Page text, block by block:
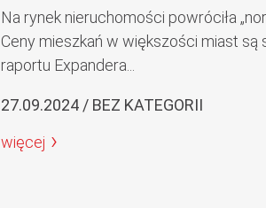
Na rynek nieruchomości powróciła
Ceny mieszkań w większości miast są
raportu Expandera...
27.09.2024 / BEZ KATEGORII
więcej